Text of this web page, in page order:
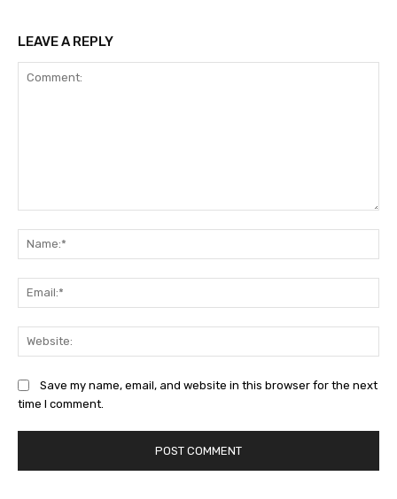
LEAVE A REPLY
Save my name, email, and website in this browser for the next
time I comment.